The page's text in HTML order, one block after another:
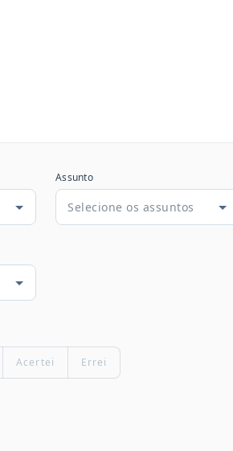
Assunto
Acertei Errei